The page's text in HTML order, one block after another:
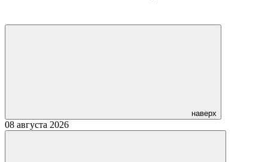
наверх
08 августа 2026